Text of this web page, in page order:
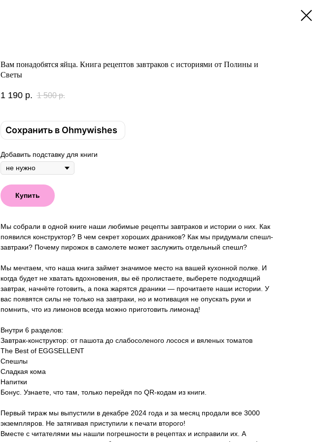
Вам понадобятся яйца. Книга рецептов завтраков с историями от Полины и
Светы
1 190 р. 1 500 р.
Сохранить в Ohmywishes
Добавить подставку для книги
Купить
Мы собрали в одной книге наши любимые рецепты завтраков и истории о них. Как
появился конструктор? В чем секрет хороших драников? Как мы придумали спешл-
завтраки? Почему пирожок в самолете может заслужить отдельный спешл?
Мы мечтаем, что наша книга займет значимое место на вашей кухонной полке. И
когда будет не хватать вдохновения, вы её пролистаете, выберете подходящий
завтрак, начнёте готовить, а пока жарятся драники — прочитаете наши истории. У
вас появятся силы не только на завтраки, но и мотивация не опускать руки и
помнить, что из лимонов всегда можно приготовить лимонад!
Внутри 6 разделов:
Завтрак-конструктор: от пашота до слабосоленого лосося и вяленых томатов
The Best of EGGSELLENT
Спешлы
Сладкая кома
Напитки
Бонус. Узнаете, что там, только перейдя по QR-кодам из книги.
Первый тираж мы выпустили в декабре 2024 года и за месяц продали все 3000
экземпляров. Не затягивая приступили к печати второго!
Вместе с читателями мы нашли погрешности в рецептах и исправили их. А